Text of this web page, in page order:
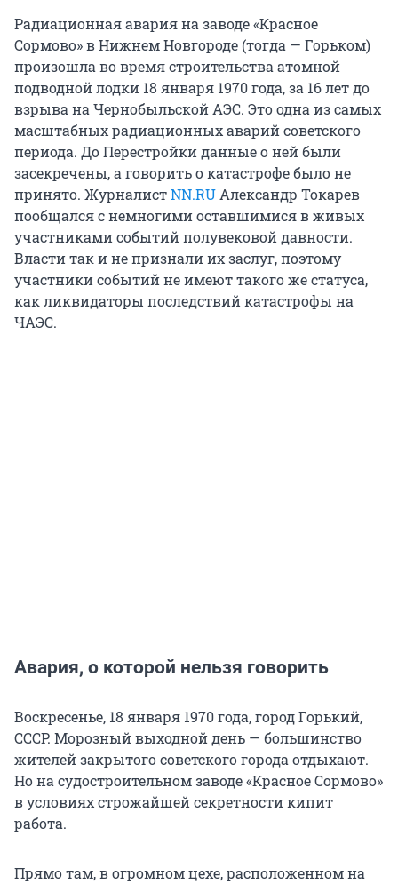
Радиационная авария на заводе «Красное
Сормово» в Нижнем Новгороде (тогда — Горьком)
произошла во время строительства атомной
подводной лодки 18 января 1970 года, за 16 лет до
взрыва на Чернобыльской АЭС. Это одна из самых
масштабных радиационных аварий советского
периода. До Перестройки данные о ней были
засекречены, а говорить о катастрофе было не
принято. ЖурналистNN.RUАлександр Токарев
пообщался с немногими оставшимися в живых
участниками событий полувековой давности.
Власти так и не признали их заслуг, поэтому
участники событий не имеют такого же статуса,
как ликвидаторы последствий катастрофы на
ЧАЭС.
Авария, о которой нельзя говорить
Воскресенье, 18 января 1970 года, город Горький,
СССР. Морозный выходной день — большинство
жителей закрытого советского города отдыхают.
Но на судостроительном заводе «Красное Сормово»
в условиях строжайшей секретности кипит
работа.
Прямо там, в огромном цехе, расположенном на